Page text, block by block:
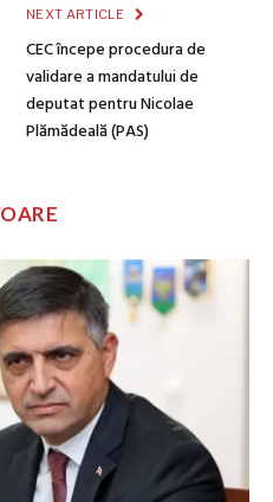
NEXT ARTICLE
CEC începe procedura de
validare a mandatului de
deputat pentru Nicolae
Plămădeală (PAS)